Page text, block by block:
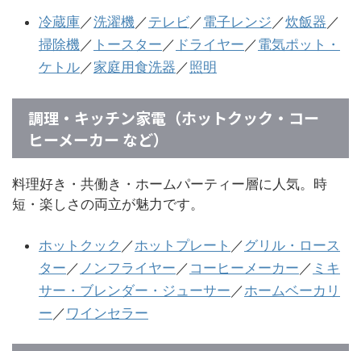
冷蔵庫／洗濯機／テレビ／電子レンジ ／炊飯器 ／
掃除機／ トースター ／ ドライヤー ／電気ポット・
ケトル／家庭用食洗器 ／照明
調理・キッチン家電（ホットクック・コー
ヒーメーカー など）
料理好き・共働き・ホームパーティー層に人気。時
短・楽しさの両立が魅力です。
ホットクック ／ホットプレート ／ グリル・ロース
ター ／ ノンフライヤー ／ コーヒーメーカー ／ ミキ
サー・ブレンダー・ジューサー ／ホームベーカリ
ー ／ ワインセラー